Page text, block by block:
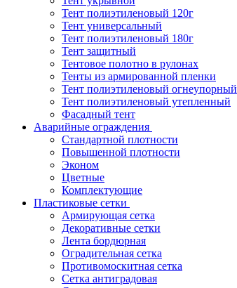
Тент полиэтиленовый 120г
Тент универсальный
Тент полиэтиленовый 180г
Тент защитный
Тентовое полотно в рулонах
Тенты из армированной пленки
Тент полиэтиленовый огнеупорный
Тент полиэтиленовый утепленный
Фасадный тент
Аварийные ограждения
Стандартной плотности
Повышенной плотности
Эконом
Цветные
Комплектующие
Пластиковые сетки
Армирующая сетка
Декоративные сетки
Лента бордюрная
Оградительная сетка
Противомоскитная сетка
Сетка антиградовая